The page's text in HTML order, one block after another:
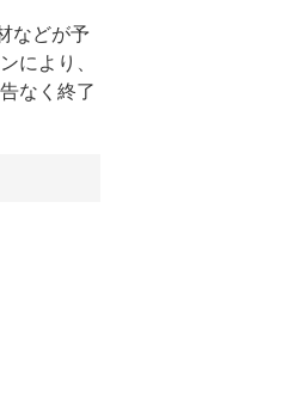
などが予
により、
なく終了